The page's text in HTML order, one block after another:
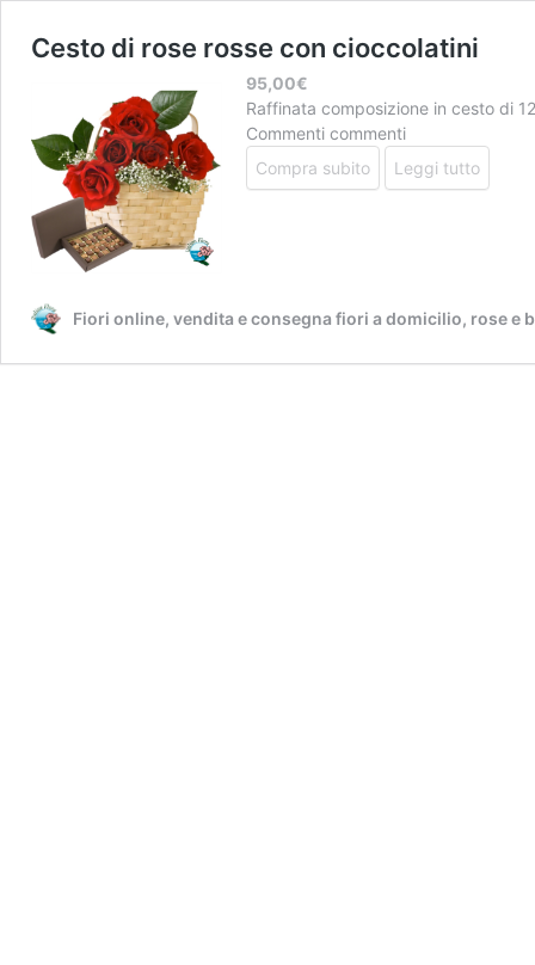
Cesto di rose rosse con cioccolatini
95,00€
Raffinata composizione in cesto di
Commenti commenti
Compra subito
Leggi tutto
Fiori online, vendita e consegna fiori a domicilio, rose e